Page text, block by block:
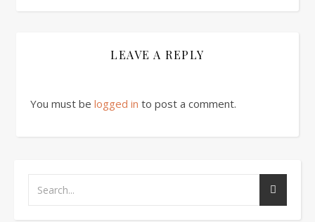
LEAVE A REPLY
You must be logged in to post a comment.